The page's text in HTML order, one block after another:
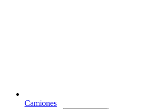
Camiones